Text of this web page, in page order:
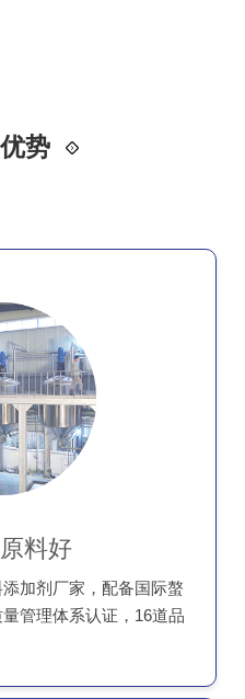
势
料好
加剂厂家，配备国际螯
管理体系认证，16道品